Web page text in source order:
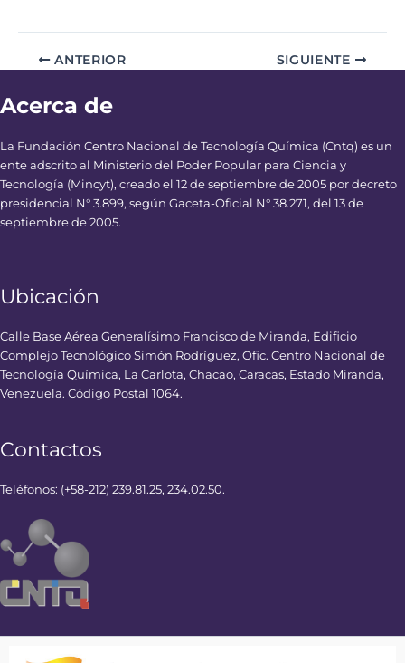
ANTERIOR SIGUIENTE
Acerca de
La Fundación Centro Nacional de Tecnología Química (Cntq) es un
ente adscrito al Ministerio del Poder Popular para Ciencia y
Tecnología (Mincyt), creado el 12 de septiembre de 2005 por decreto
presidencial N° 3.899, según Gaceta-Oficial N° 38.271, del 13 de
septiembre de 2005.
Ubicación
Calle Base Aérea Generalísimo Francisco de Miranda, Edificio
Complejo Tecnológico Simón Rodríguez, Ofic. Centro Nacional de
Tecnología Química, La Carlota, Chacao, Caracas, Estado Miranda,
Venezuela. Código Postal 1064.
Contactos
Teléfonos: (+58-212) 239.81.25, 234.02.50.